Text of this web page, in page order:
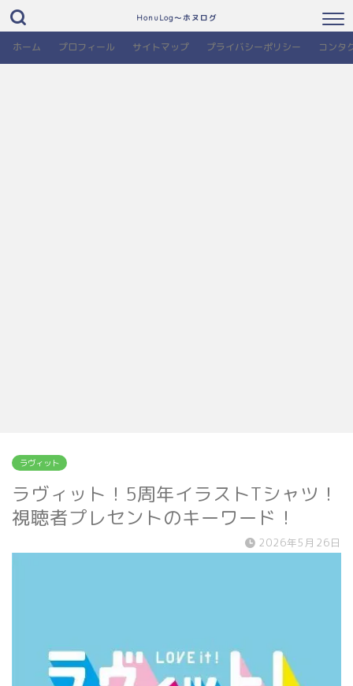
HonuLog～ホヌログ
ホーム プロフィール サイトマップ プライバシーポリシー コンタ
ラヴィット
ラヴィット！5周年イラストTシャツ！
視聴者プレセントのキーワード！
2026年5月26日